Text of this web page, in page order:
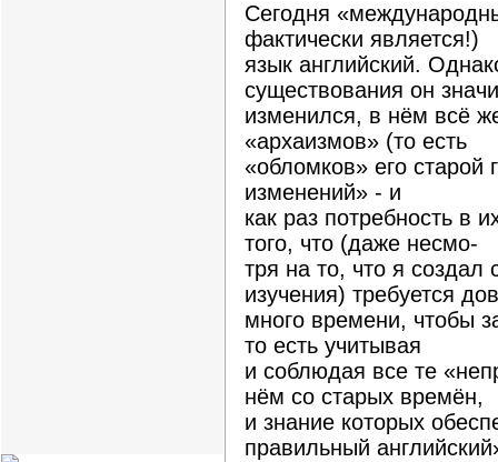
Сегодня
фактически является!)
язык английский.
существования он
изменился, в нём всё
«архаизмов» (то есть
«обломков» его
изменений» - и
как раз потребность в
того, что (даже несмо-
тря на то, что я
изучения) требуется
много времени, чтобы
то есть учитывая
и соблюдая все те
нём со старых времён,
и знание которых
правильный